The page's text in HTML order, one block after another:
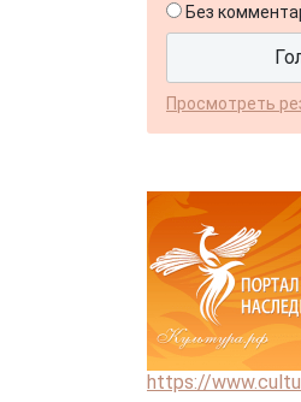
Без
Просмотреть
https://